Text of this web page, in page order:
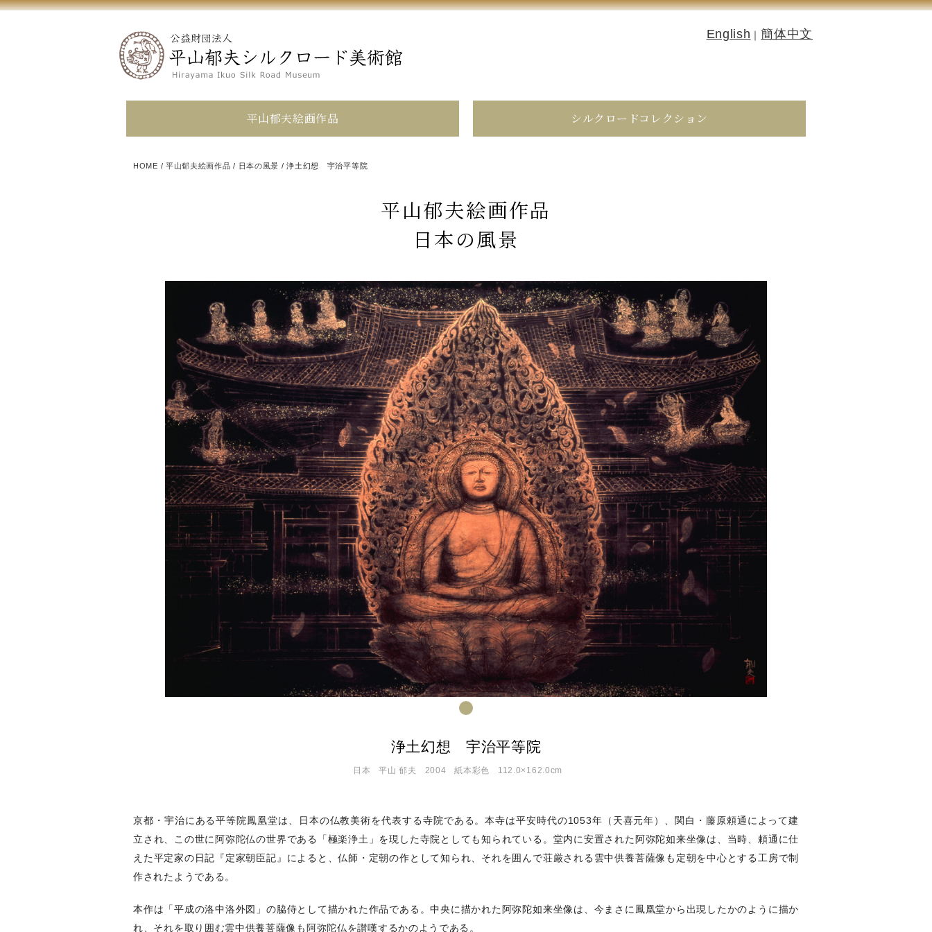
English ｜簡体中文
平山郁夫絵画作品 シルクロードコレクション
HOME / 平山郁夫絵画作品 / 日本の風景 /浄土幻想 宇治平等院
平山郁夫絵画作品
日本の風景
浄土幻想 宇治平等院
日本 平山 郁夫 2004 紙本彩色 112.0×162.0cm
京都・宇治にある平等院鳳凰堂は、日本の仏教美術を代表する寺院である。本寺は平安時代の1053年（天喜元年）、関白・藤原頼通によって建
立され、この世に阿弥陀仏の世界である「極楽浄土」を現した寺院としても知られている。堂内に安置された阿弥陀如来坐像は、当時、頼通に仕
えた平定家の日記『定家朝臣記』によると、仏師・定朝の作として知られ、それを囲んで荘厳される雲中供養菩薩像も定朝を中心とする工房で制
作されたようである。
本作は「平成の洛中洛外図」の脇侍として描かれた作品である。中央に描かれた阿弥陀如来坐像は、今まさに鳳凰堂から出現したかのように描か
れ、それを取り囲む雲中供養菩薩像も阿弥陀仏を讃嘆するかのようである。